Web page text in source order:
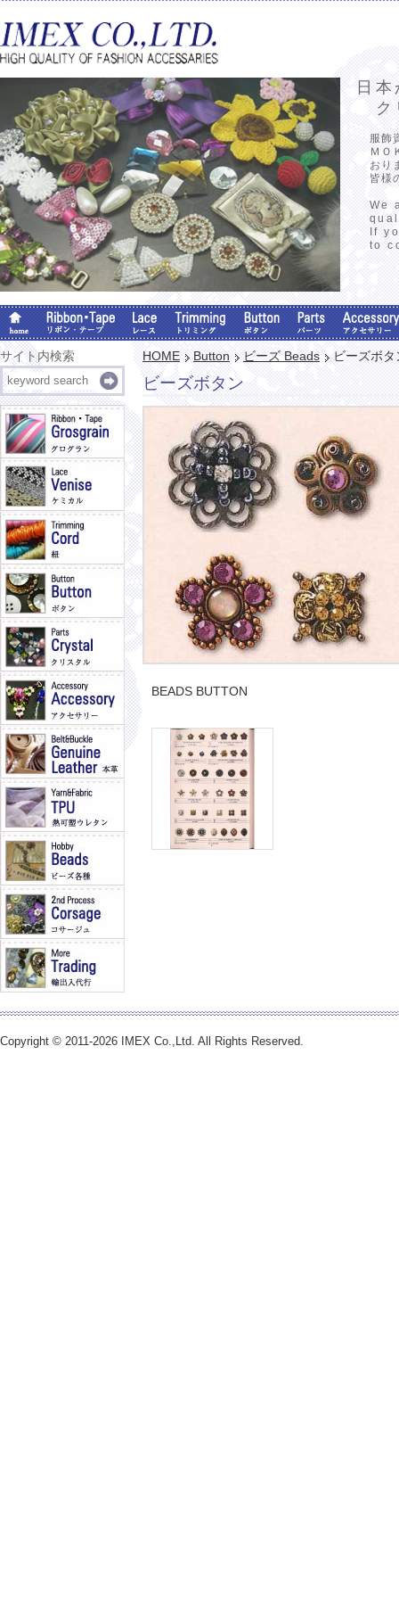
日
ク
服飾
ＭＯ
おり
皆様
We
If
to
サイト内検索 HOME Button ビーズ Beads ビーズボタ
ビーズボタン
BEADS BUTTON
Copyright © 2011-2026 IMEX Co.,Ltd. All Rights Reserved.